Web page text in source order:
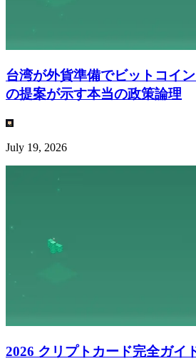
台湾が外貨準備でビットコイ
の提案が示す本当の政策論理
July 19, 2026
2026 クリプトカード完全ガイ